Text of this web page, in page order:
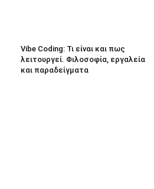
Vibe Coding: Τι είναι και πως
λειτουργεί. Φιλοσοφία, εργαλεία
και παραδείγματα